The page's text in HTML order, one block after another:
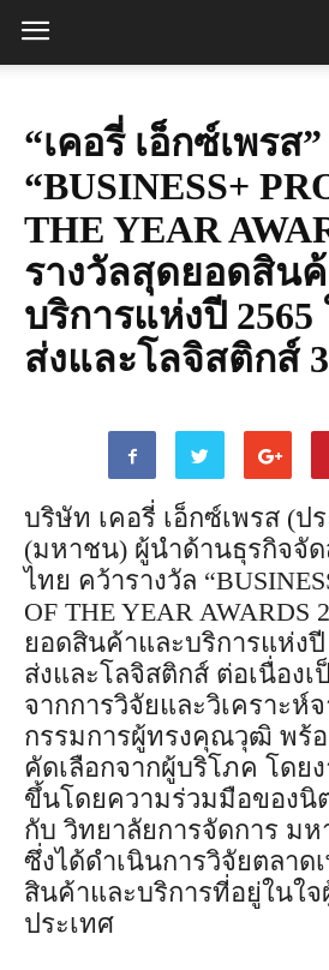
“เคอรี่ เอ็กซ์เพรส
“BUSINESS+
THE YEAR
รางวัลสุดยอดสิน
บริการแห่งปี
ส่งและโลจิสติกส์
บริษัท เคอรี่ เอ็กซ์เพรส (ป
(มหาชน) ผู้นำด้านธุรกิจจั
ไทย คว้ารางวัล
OF THE YEAR AWARDS
ยอดสินค้าและบริการแห่ง
ส่งและโลจิสติกส์ ต่อเนื่อง
จากการวิจัยและวิเคราะห์
กรรมการผู้ทรงคุณวุฒิ พร้
คัดเลือกจากผู้บริโภค โดย
ขึ้นโดยความร่วมมือของนิต
กับ วิทยาลัยการจัดการ ม
ซึ่งได้ดำเนินการวิจัยตลาด
สินค้าและบริการที่อยู่ในใ
ประเทศ